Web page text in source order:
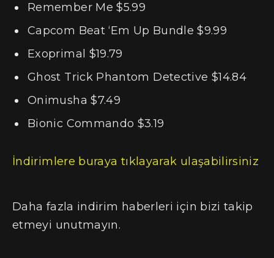
Remember Me $5.99
Capcom Beat ‘Em Up Bundle $9.99
Exoprimal $19.79
Ghost Trick Phantom Detective $14.84
Onimusha $7.49
Bionic Commando $3.19
İndirimlere buraya tıklayarak ulaşabilirsiniz
Daha fazla indirim haberleri için bizi takip
etmeyi unutmayın.